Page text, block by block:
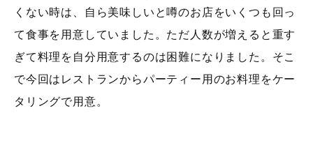
くない時は、自ら美味しいと噂のお店をいくつも回っ
て食事を用意していました。ただ人数が増えると重す
ぎて料理を自分用意するのは困難になりました。そこ
で今回はレストランからパーティー用のお料理をケー
タリングで用意。